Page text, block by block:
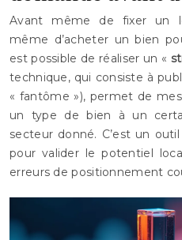
Avant même de fixer un
même d’acheter un bien
est possible de réaliser un «
technique, qui consiste à
« fantôme »), permet de
un type de bien à un
secteur donné. C’est un
pour valider le potentiel
erreurs de positionnement